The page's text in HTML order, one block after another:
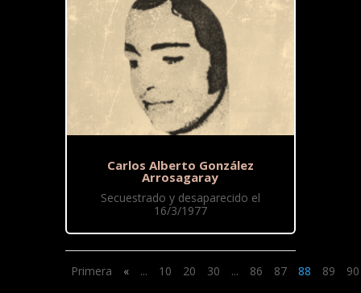
Carlos Alberto González
Arrosagaray
Secuestrado y desaparecido el
16/3/1977
Primera « ... 10 20 30 ... 86 87 88 89 90